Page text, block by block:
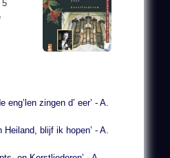
5
eng’len zingen d’ eer’ - A.
Heiland, blijf ik hopen’ - A.